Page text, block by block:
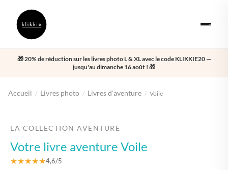
🎁 20% de réduction sur les livres photo L & XL avec le code KLIKKIE20 —
jusqu'au dimanche 16 août ! 🎁
Accueil / Livres photo / Livres d'aventure / Voile
LA COLLECTION AVENTURE
Votre livre aventure Voile
★★★★★4,6/5